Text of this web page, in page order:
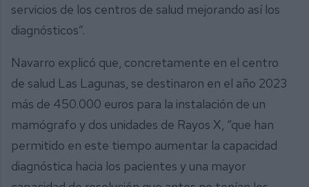
servicios de los centros de salud mejorando así los
diagnósticos”.
Navarro explicó que, concretamente en el centro
de salud Las Lagunas, se destinaron en el año 2023
más de 450.000 euros para la instalación de un
mamógrafo y dos unidades de Rayos X, “que han
permitido en este tiempo aumentar la capacidad
diagnóstica hacia los pacientes y una mayor